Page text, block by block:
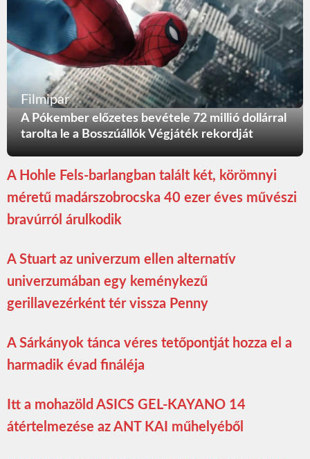
Filmipar
A Pókember előzetes bevétele 72 millió dollárral
tarolta le a Bosszúállók Végjáték rekordját
A Hohle Fels-barlangban talált két, körömnyi
méretű madárszobrocska 40 ezer éves művészi
bravúrról árulkodik
A Stuart az univerzum ellen alternatív
univerzumában egy keménykezű
gerillavezérként tér vissza Penny
A Sárkányok tánca véres tetőpontját hozza el a
harmadik évad fináléja
Itt a mohazöld ASICS GEL-KAYANO 14
átértelmezése az ANT KAI műhelyéből